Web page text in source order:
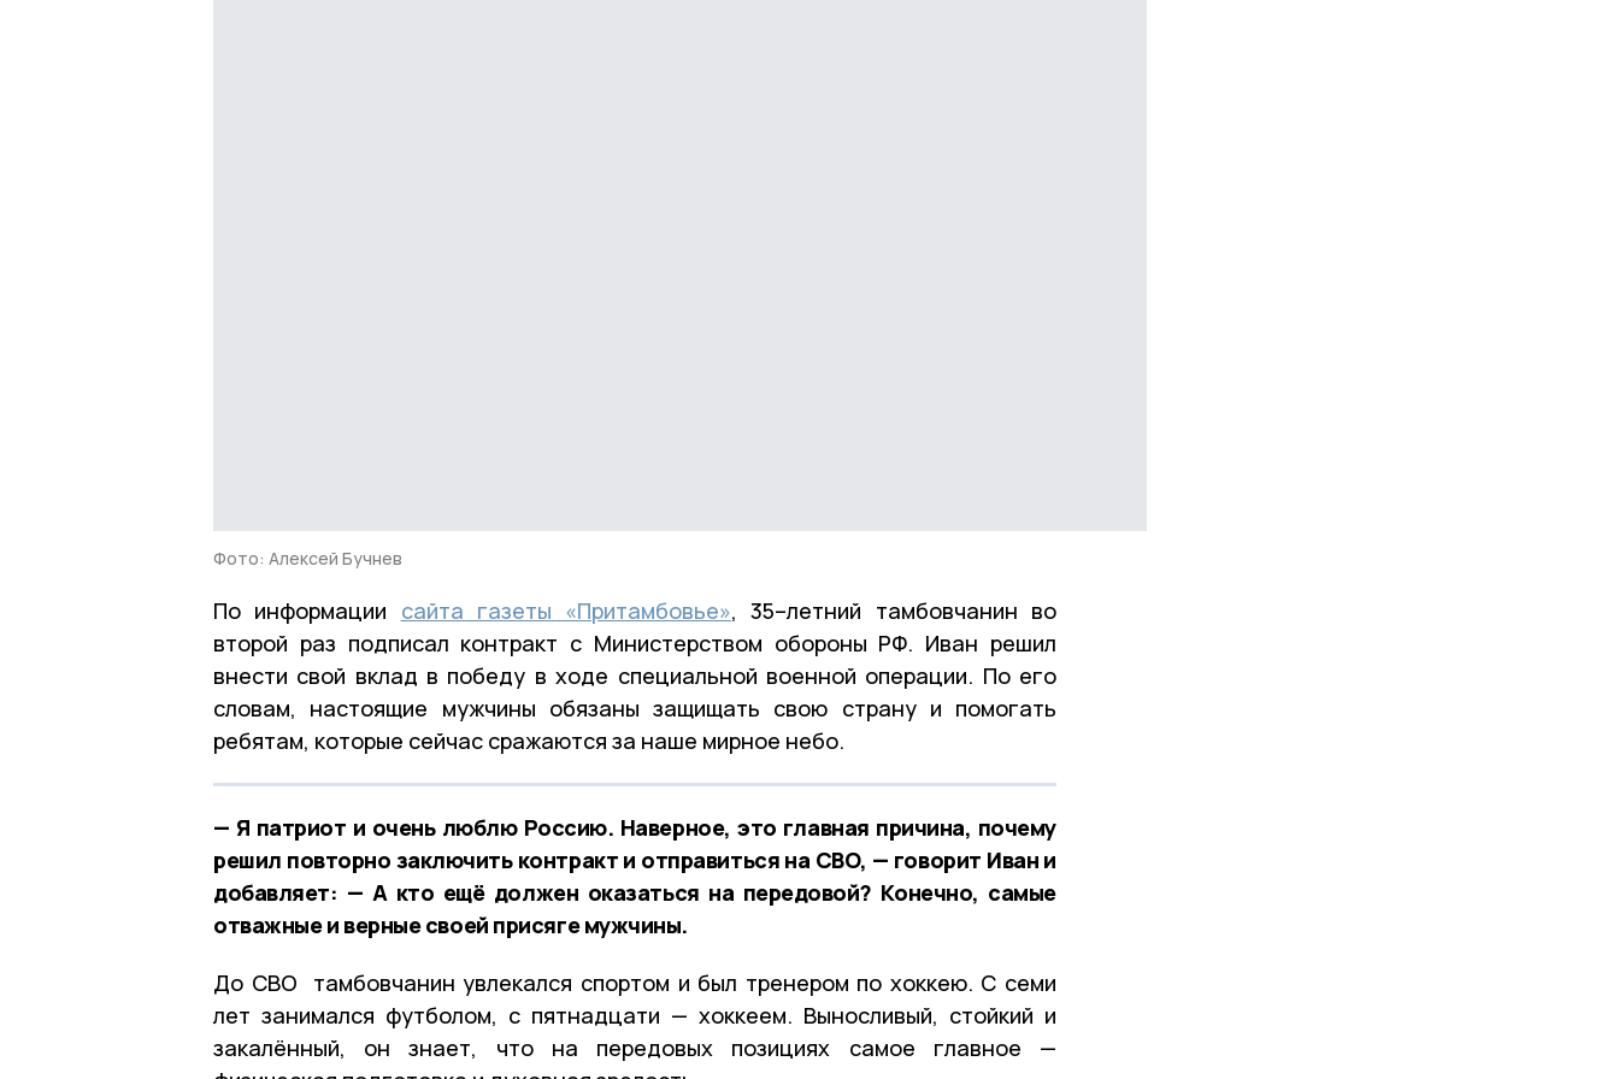
Фото: Алексей Бучнев
По информации сайта газеты «Притамбовье», 35–летний тамбовчанин во
второй раз подписал контракт с Министерством обороны РФ. Иван решил
внести свой вклад в победу в ходе специальной военной операции. По его
словам, настоящие мужчины обязаны защищать свою страну и помогать
ребятам, которые сейчас сражаются за наше мирное небо.
— Я патриот и очень люблю Россию. Наверное, это главная причина, почему
решил повторно заключить контракт и отправиться на СВО, — говорит Иван и
добавляет: — А кто ещё должен оказаться на передовой? Конечно, самые
отважные и верные своей присяге мужчины.
До СВО тамбовчанин увлекался спортом и был тренером по хоккею. С семи
лет занимался футболом, с пятнадцати — хоккеем. Выносливый, стойкий и
закалённый, он знает, что на передовых позициях самое главное —